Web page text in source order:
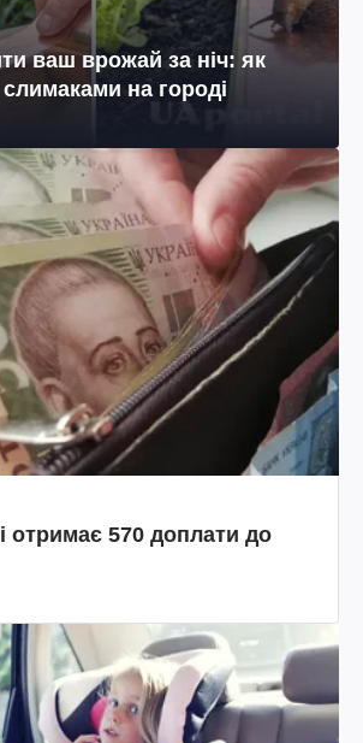
ваш врожай за ніч: як
на городі
отримає 570 доплати до